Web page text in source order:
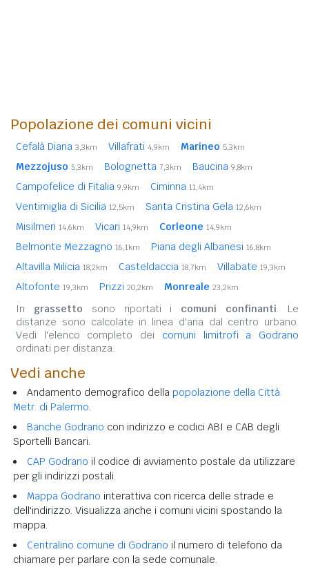
Popolazione dei comuni vicini
Cefalà Diana 3,3km Villafrati 4,9km Marineo 5,3km
Mezzojuso 5,3km Bolognetta 7,3km Baucina 9,8km
Campofelice di Fitalia 9,9km Ciminna 11,4km
Ventimiglia di Sicilia 12,5km Santa Cristina Gela 12,6km
Misilmeri 14,6km Vicari 14,9km Corleone 14,9km
Belmonte Mezzagno 16,1km Piana degli Albanesi 16,8km
Altavilla Milicia 18,2km Casteldaccia 18,7km Villabate 19,3km
Altofonte 19,3km Prizzi 20,2km Monreale 23,2km
In grassetto sono riportati i comuni confinanti. Le
distanze sono calcolate in linea d'aria dal centro urbano.
Vedi l'elenco completo dei comuni limitrofi a Godrano
ordinati per distanza.
Vedi anche
Andamento demografico della popolazione della Città
Metr. di Palermo.
Banche Godrano con indirizzo e codici ABI e CAB degli
Sportelli Bancari.
CAP Godrano il codice di avviamento postale da utilizzare
per gli indirizzi postali.
Mappa Godrano interattiva con ricerca delle strade e
dell'indirizzo. Visualizza anche i comuni vicini spostando la
mappa.
Centralino comune di Godrano il numero di telefono da
chiamare per parlare con la sede comunale.